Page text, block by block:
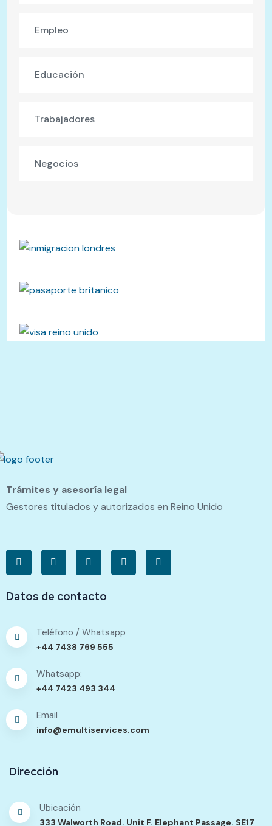
Empleo
Educación
Trabajadores
Negocios
Trámites y asesoría legal
Gestores titulados y autorizados en Reino Unido
Datos de contacto
Teléfono / Whatsapp
+44 7438 769 555
Whatsapp:
+44 7423 493 344
Email
info@emultiservices.com
Dirección
Ubicación
333 Walworth Road. Unit F. Elephant Passage. SE17